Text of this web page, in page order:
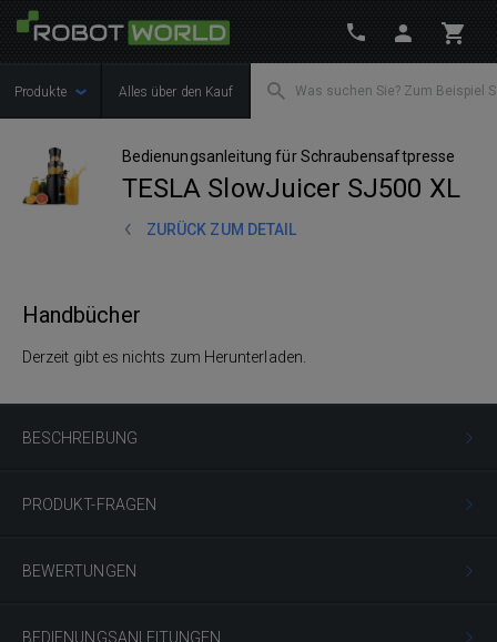
Produkte Alles über den Kauf
Bedienungsanleitung für Schraubensaftpresse
TESLA SlowJuicer SJ500 XL
ZURÜCK ZUM DETAIL
BESCHREIBUNG
PRODUKT-FRAGEN
BEWERTUNGEN
BEDIENUNGSANLEITUNGEN
Handbücher
Derzeit gibt es nichts zum Herunterladen.